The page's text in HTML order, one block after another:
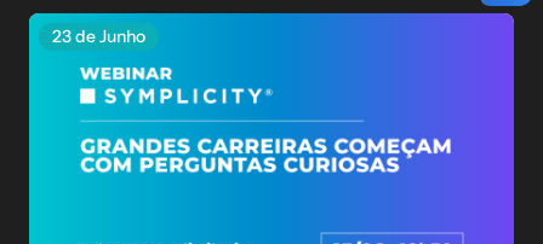
23 de Junho